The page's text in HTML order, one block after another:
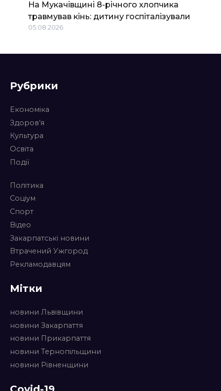
На Мукачівщині 8-річного хлопчика
травмував кінь: дитину госпіталізували
05.08.2026
Рубрики
Економіка
Здоров’я
Культура
Освіта
Події
Політика
Соціум
Спорт
Відео
Закарпатські новини
Втрачений Ужгород
Рекламодавцям
Мітки
новини Львівщини
новини Закарпаття
новини Прикарпаття
новини Тернопільщини
новини Рівненщини